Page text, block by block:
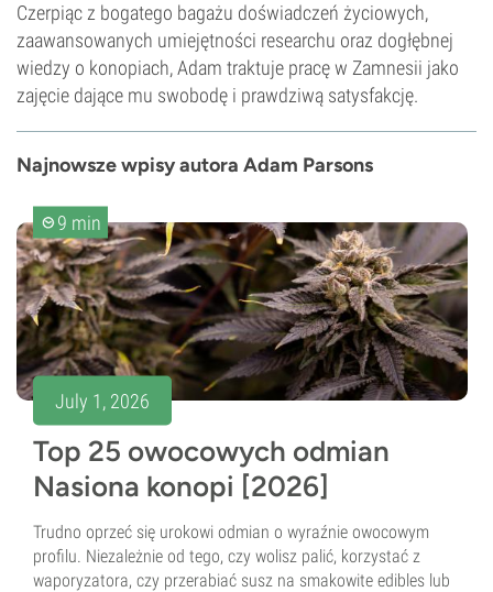
Czerpiąc z bogatego bagażu doświadczeń życiowych,
zaawansowanych umiejętności researchu oraz dogłębnej
wiedzy o konopiach, Adam traktuje pracę w Zamnesii jako
zajęcie dające mu swobodę i prawdziwą satysfakcję.
Najnowsze wpisy autora Adam Parsons
9 min
July 1, 2026
Top 25 owocowych odmian
Nasiona konopi [2026]
Trudno oprzeć się urokowi odmian o wyraźnie owocowym
profilu. Niezależnie od tego, czy wolisz palić, korzystać z
waporyzatora, czy przerabiać susz na smakowite edibles lub